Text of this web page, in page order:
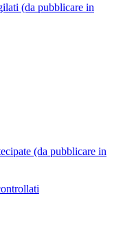
(da pubblicare in
(da pubblicare in